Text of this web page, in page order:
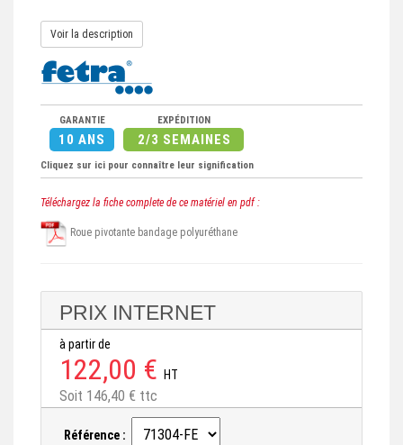
Voir la description
GARANTIE
10 ANS
EXPÉDITION
2/3 SEMAINES
Cliquez sur ici pour connaître leur signification
Téléchargez la fiche complete de ce matériel en pdf :
Roue pivotante bandage polyuréthane
PRIX INTERNET
à partir de
122,00 € HT
Soit 146,40 € ttc
Référence :